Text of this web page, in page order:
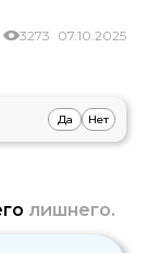
07.10.2025
3273
Да Нет
лишнего.